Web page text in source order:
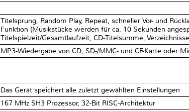
Titelsprung, Random Play, Repeat, schneller Vor- und
Funktion (Musikstücke werden für ca. 10 Sekunden
Titelspielzeit/Gesamtlaufzeit, CD-Titelsumme,
MP3-Wiedergabe von CD, SD-/MMC- und CF-Karte oder
Das Gerät speichert alle zuletzt gewählten Einstellungen
167 MHz SH3 Prozessor, 32-Bit RISC-Architektur